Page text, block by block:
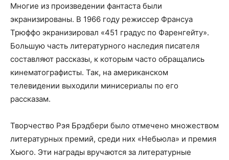
Многие из произведении фантаста были
экранизированы. В 1966 году режиссер Франсуа
Трюффо экранизировал «451 градус по Фаренгейту».
Большую часть литературного наследия писателя
составляют рассказы, к которым часто обращались
кинематографисты. Так, на американском
телевидении выходили минисериалы по его
рассказам.
Творчество Рэя Брэдбери было отмечено множеством
литературных премий, среди них «Небьюла» и премия
Хьюго. Эти награды вручаются за литературные